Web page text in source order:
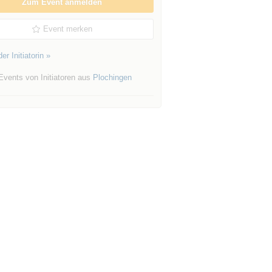
Zum Event anmelden
Event merken
Initiatorin »
von Initiatoren aus Plochingen